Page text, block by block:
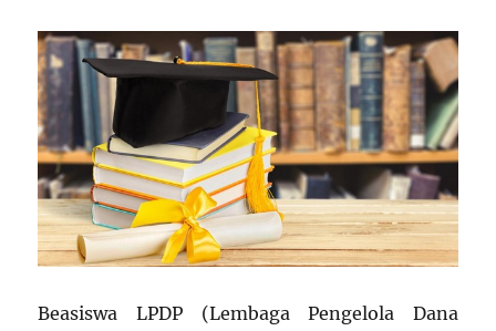
Beasiswa LPDP (Lembaga Pengelola Dana